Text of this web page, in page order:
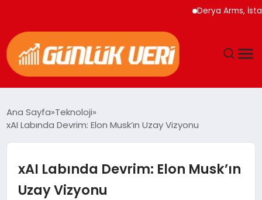
Derya Arms,
YAŞAM
EĞITIM
Ana Sayfa Teknoloji
xAI Labında Devrim: Elon Musk’ın Uzay Vizyonu
xAI Labında Devrim: Elon Musk’ın
Uzay Vizyonu